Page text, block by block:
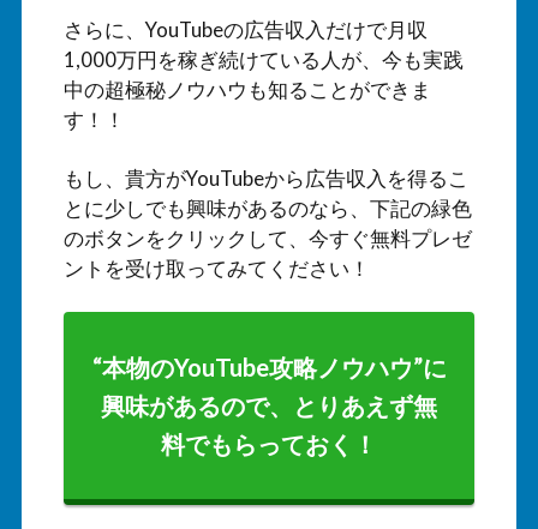
さらに、YouTubeの広告収入だけで月収
1,000万円を稼ぎ続けている人が、今も実践
中の超極秘ノウハウも知ることができま
す！！
もし、貴方がYouTubeから広告収入を得るこ
とに少しでも興味があるのなら、下記の緑色
のボタンをクリックして、今すぐ無料プレゼ
ントを受け取ってみてください！
“本物のYouTube攻略ノウハウ”に
興味があるので、とりあえず無
料でもらっておく！